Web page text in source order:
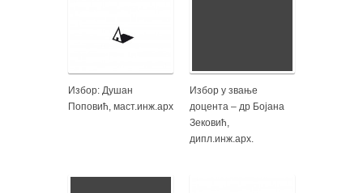
Избор: Душан
Поповић, маст.инж.арх
Избор у звање
доцента – др Бојана
Зековић,
дипл.инж.арх.